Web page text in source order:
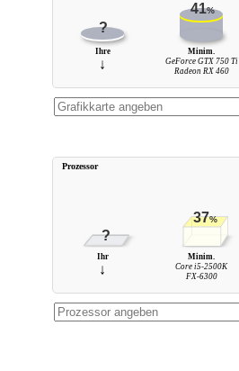
?
41%
Ihre
↓
Minim.
GeForce GTX 750 Ti
Radeon RX 460
?
37%
Ihr
↓
Minim.
Core i5-2500K
FX-6300
Prozessor